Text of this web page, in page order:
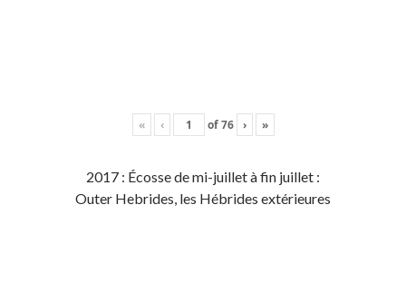
« ‹ of76 › »
2017 : Écosse de mi-juillet à fin juillet :
Outer Hebrides, les Hébrides extérieures